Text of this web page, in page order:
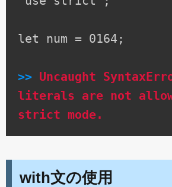
let num = 0164;
>> Uncaught
literals are not
strict mode.
with文の使用